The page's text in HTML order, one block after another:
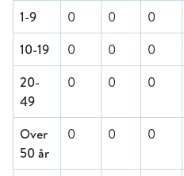
1-9 0 0 0
10-19
0 0 0
20-
49
0 0 0
Over
50 år
0 0 0